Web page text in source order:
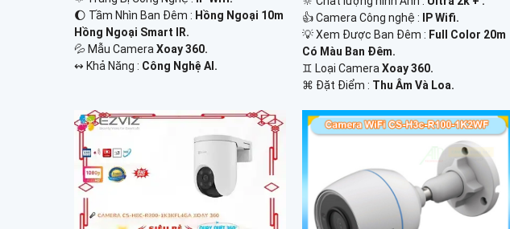
🌔 Tầm Nhìn Ban Đêm : Hồng Ngoại 10m
Hồng Ngoại Smart IR.
💦 Mẫu CameraXoay 360.
️↭ Khả Năng : Công Nghệ AI.
👍 Camera Công nghệ :
IP Wifi.
💡 Xem Được Ban Đêm : Full Color 20m
Có Màu Ban Ðêm.
♊ Loại CameraXoay 360.
️⌘ Đặt Điểm : Thu Âm Và Loa.